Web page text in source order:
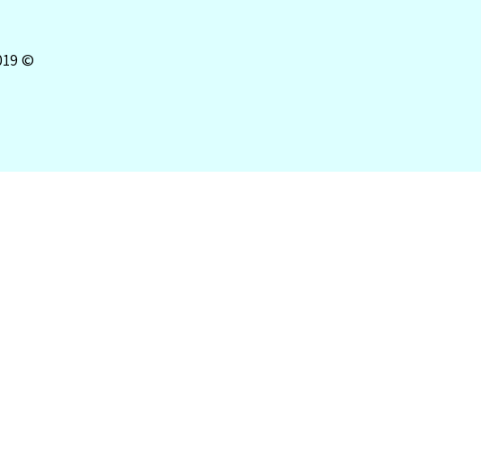
© 2002-2019 כל הזכויות שמורות לפסיכולוגיה עברית